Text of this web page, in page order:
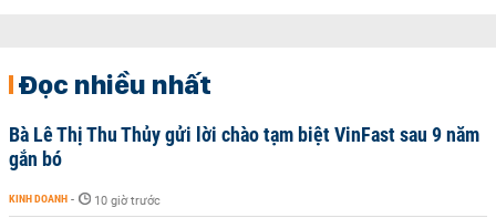
Đọc nhiều nhất
Bà Lê Thị Thu Thủy gửi lời chào tạm biệt VinFast sau 9 năm
gắn bó
KINH DOANH - 10 giờ trước